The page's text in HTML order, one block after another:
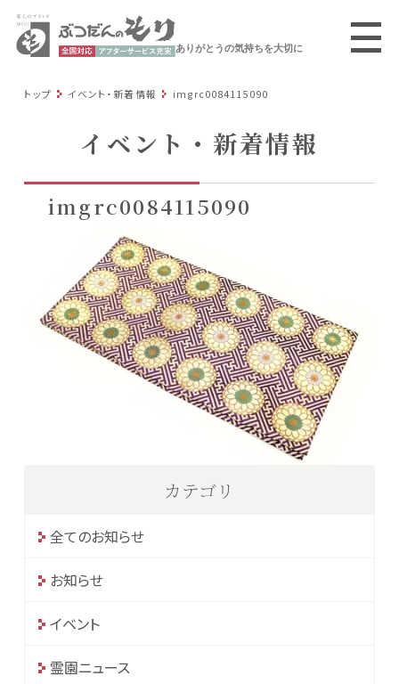
ありがとうの気持ちを大切に
トップ イベント・新着情報 imgrc0084115090
イベント・新着情報
imgrc0084115090
カテゴリ
全てのお知らせ
お知らせ
イベント
霊園ニュース